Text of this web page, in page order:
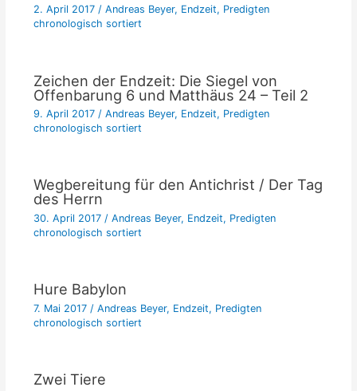
2. April 2017 / Andreas Beyer, Endzeit, Predigten
chronologisch sortiert
Zeichen der Endzeit: Die Siegel von
Offenbarung 6 und Matthäus 24 – Teil 2
9. April 2017 / Andreas Beyer, Endzeit, Predigten
chronologisch sortiert
Wegbereitung für den Antichrist / Der Tag
des Herrn
30. April 2017 / Andreas Beyer, Endzeit, Predigten
chronologisch sortiert
Hure Babylon
7. Mai 2017 / Andreas Beyer, Endzeit, Predigten
chronologisch sortiert
Zwei Tiere